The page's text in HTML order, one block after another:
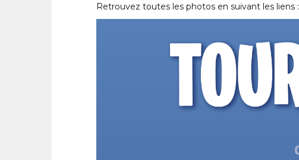
Retrouvez toutes les photos en suivant les liens :